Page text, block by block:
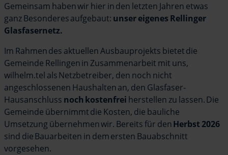
Gemeinsam haben wir hier in den letzten Jahren etwas
ganz Besonderes aufgebaut: unser eigenes Rellinger
Glasfasernetz.
Im Rahmen des aktuellen Ausbauprojekts bietet die
Gemeinde Rellingen in Zusammenarbeit mit uns,
wilhelm.tel als Netzbetreiber, den noch nicht
angeschlossenen Haushalten an, den Glasfaser-
Hausanschluss noch kostenfrei herstellen zu lassen. Die
Gemeinde übernimmt die Kosten, die bauliche
Umsetzung übernehmen wir. Bereits für denHerbst 2026
sind die Bauarbeiten in dem ersten Bauabschnitt
vorgesehen.